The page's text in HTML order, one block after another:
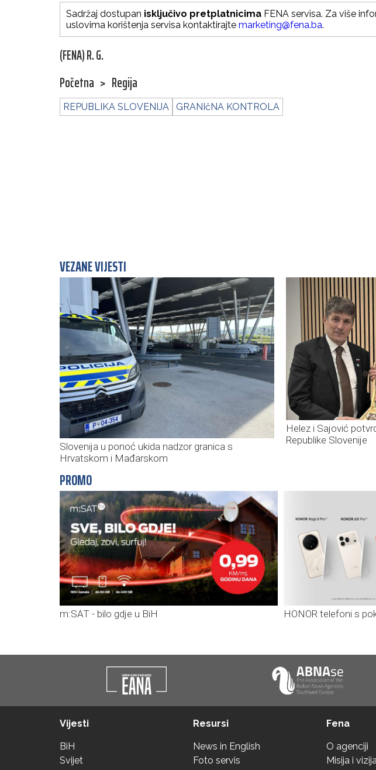
Sadržaj dostupan isključivo pretplatnicima FENA servisa. Za više
uslovima korištenja servisa kontaktirajte marketing@fena.ba.
(FENA) R. G.
Početna > Regija
REPUBLIKA SLOVENIJA GRANIčNA KONTROLA
VEZANE VIJESTI
Slovenija u ponoć ukida nadzor granica s
Hrvatskom i Mađarskom
Helez i Sajović
Republike Slovenije
PROMO
m:SAT - bilo gdje u BiH HONOR telefoni s
Vijesti
BiH
Svijet
Resursi
News in English
Foto servis
Fena
O agenciji
Misija i